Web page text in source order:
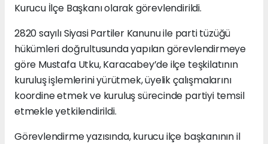
Kurucu İlçe Başkanı olarak görevlendirildi.
2820 sayılı Siyasi Partiler Kanunu ile parti tüzüğü
hükümleri doğrultusunda yapılan görevlendirmeye
göre Mustafa Utku, Karacabey’de ilçe teşkilatının
kuruluş işlemlerini yürütmek, üyelik çalışmalarını
koordine etmek ve kuruluş sürecinde partiyi temsil
etmekle yetkilendirildi.
Görevlendirme yazısında, kurucu ilçe başkanının il